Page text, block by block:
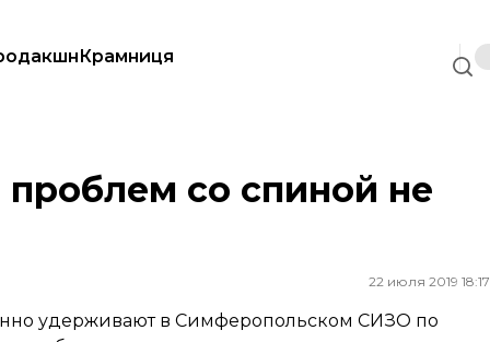
Крамниця
со спиной не
22 июля 2019 18:17
удерживают в Симферопольском СИЗО по